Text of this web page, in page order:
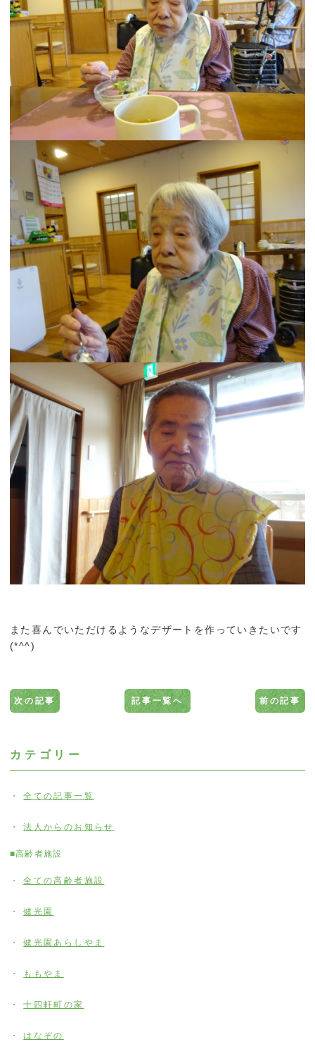
また喜んでいただけるようなデザートを作っていきたいです
(*^^)
次の記事 記事一覧へ 前の記事
カテゴリー
全ての記事一覧
法人からのお知らせ
■高齢者施設
全ての高齢者施設
健光園
健光園あらしやま
ももやま
十四軒町の家
はなぞの